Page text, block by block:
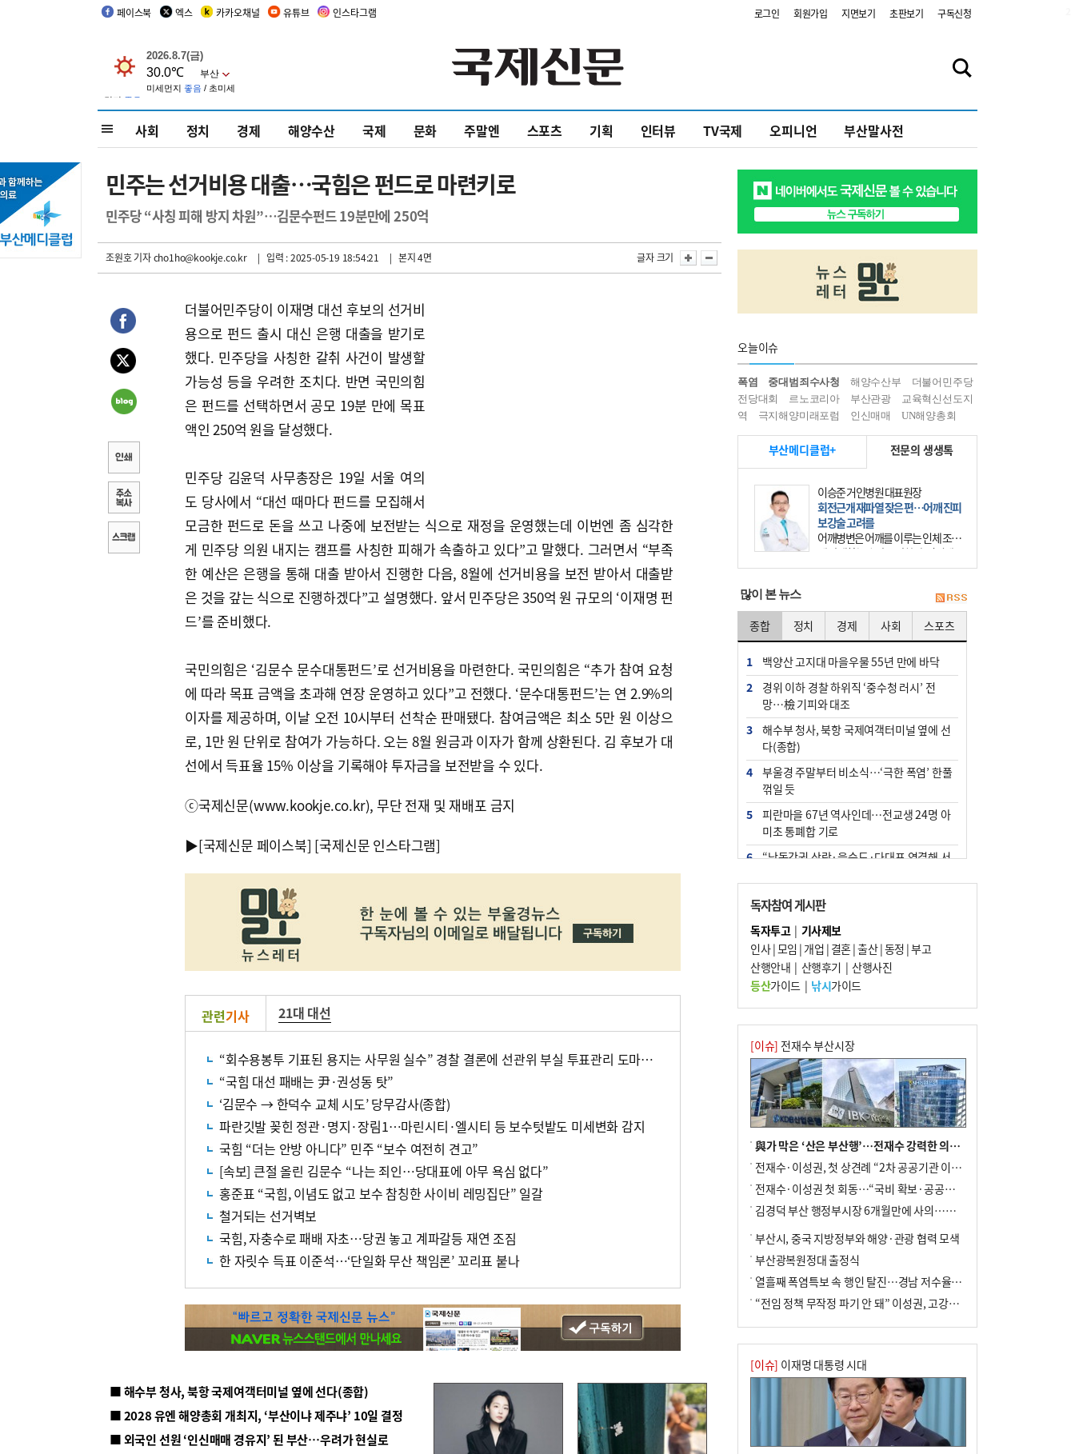
페이스북 엑스 카카오채널 유튜브 인스타그램 로그인 회원가입 지면보기 초판보기 구독신청
사회 정치 경제 해양수산 국제 문화 주말엔 스포츠 기획 인터뷰 TV국제 오피니언 부산말사전
민주는 선거비용 대출…국힘은 펀드로 마련키로
민주당 “사칭 피해 방지 차원”…김문수펀드 19분만에 250억
조원호 기자cho1ho@kookje.co.kr | 입력 : 2025-05-19 18:54:21 | 본지 4면 글자 크기
더불어민주당이 이재명 대선 후보의 선거비
용으로 펀드 출시 대신 은행 대출을 받기로
했다. 민주당을 사칭한 갈취 사건이 발생할
가능성 등을 우려한 조치다. 반면 국민의힘
은 펀드를 선택하면서 공모 19분 만에 목표
액인 250억 원을 달성했다.
민주당 김윤덕 사무총장은 19일 서울 여의
도 당사에서 “대선 때마다 펀드를 모집해서
모금한 펀드로 돈을 쓰고 나중에 보전받는 식으로 재정을 운영했는데 이번엔 좀 심각한
게 민주당 의원 내지는 캠프를 사칭한 피해가 속출하고 있다”고 말했다. 그러면서 “부족
한 예산은 은행을 통해 대출 받아서 진행한 다음, 8월에 선거비용을 보전 받아서 대출받
은 것을 갚는 식으로 진행하겠다”고 설명했다. 앞서 민주당은 350억 원 규모의 ‘이재명 펀
드’를 준비했다.
국민의힘은 ‘김문수 문수대통펀드’로 선거비용을 마련한다. 국민의힘은 “추가 참여 요청
에 따라 목표 금액을 초과해 연장 운영하고 있다”고 전했다. ‘문수대통펀드’는 연 2.9%의
이자를 제공하며, 이날 오전 10시부터 선착순 판매됐다. 참여금액은 최소 5만 원 이상으
로, 1만 원 단위로 참여가 가능하다. 오는 8월 원금과 이자가 함께 상환된다. 김 후보가 대
선에서 득표율 15% 이상을 기록해야 투자금을 보전받을 수 있다.
ⓒ국제신문(www.kookje.co.kr), 무단 전재 및 재배포 금지
▶[국제신문 페이스북] [국제신문 인스타그램]
관련기사 21대 대선
“회수용봉투 기표된 용지는 사무원 실수” 경찰 결론에 선관위 부실 투표관리 도마(종합)
“국힘 대선 패배는 尹·권성동 탓”
‘김문수 → 한덕수 교체 시도’ 당무감사(종합)
파란깃발 꽂힌 정관·명지·장림1…마린시티·엘시티 등 보수텃밭도 미세변화 감지
국힘 “더는 안방 아니다” 민주 “보수 여전히 견고”
[속보] 큰절 올린 김문수 “나는 죄인…당대표에 아무 욕심 없다”
홍준표 “국힘, 이념도 없고 보수 참칭한 사이비 레밍집단” 일갈
철거되는 선거벽보
국힘, 자충수로 패배 자초…당권 놓고 계파갈등 재연 조짐
한 자릿수 득표 이준석…‘단일화 무산 책임론’ 꼬리표 붙나
■ 해수부 청사, 북항 국제여객터미널 옆에 선다(종합)
■ 2028 유엔 해양총회 개최지, ‘부산이냐 제주냐’ 10일 결정
■ 외국인 선원 ‘인신매매 경유지’ 된 부산…우려가 현실로
오늘이슈
폭염 중대범죄수사청 해양수산부
더불어민주당
전당대회
르노코리아 부산관광
교육혁신선도지
역
극지해양미래포럼 인신매매 UN해양총회
부산메디클럽+ 전문의 생생톡
이승준 거인병원 대표원장
회전근개 재파열 잦은 편…어깨 진피
보강술 고려를
어깨병변은 어깨를 이루는 인체 조직
에 발생하는 손상을 말한다. 여기에
는 오십견과 회전근개 증후군, 어깨
많이 본 뉴스
종합 정치 경제 사회 스포츠
1
백양산 고지대 마을우물 55년 만에 바닥
2
경위 이하 경찰 하위직 ‘중수청 러시’ 전
망…檢 기피와 대조
3
해수부 청사, 북항 국제여객터미널 옆에 선
다(종합)
4
부울경 주말부터 비소식…‘극한 폭염’ 한풀
꺾일 듯
5
피란마을 67년 역사인데…전교생 24명 아
미초 통폐합 기로
6
“낙동강권 삼락·을숙도·다대포 연결해 서
7
오늘의 날씨- 2026년 8월 7일
8
외국인 선원 ‘인신매매 경유지’ 된 부산…
우려가 현실로
9
[사설] 해수부 신청사 북항으로 확정, 해양
수도 도약의 전환점
10 르노 못 타는 부산시장…관용차 규정에 막
힌 지역기업 응원
독자참여 게시판
독자투고| 기사제보
인사|모임 | 개업 | 결혼|출산|동정 |부고
산행안내 | 산행후기 | 산행사진
등산가이드| 낚시가이드
[이슈] 전재수 부산시장
與가 막은 ‘산은 부산행’…전재수 강력한 의지 표명 없인 공염불
전재수·이성권, 첫 상견례 “2차 공공기관 이전 초당 협력”(종합)
전재수·이성권 첫 회동…“국비 확보·공공기관 이전 협력”
김경덕 부산 행정부시장 6개월만에 사의…후임 인선 촉각
부산시, 중국 지방정부와 해양·관광 협력 모색
부산광복원정대 출정식
열흘째 폭염특보 속 행인 탈진…경남 저수율 평년의 절반
“전임 정책 무작정 파기 안 돼” 이성권, 고강도 ‘전재수 견제’ 예고
[이슈] 이재명 대통령 시대